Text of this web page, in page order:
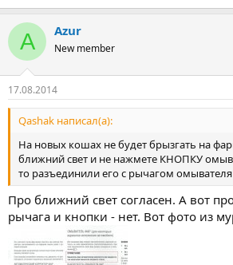
A Azur
New member
17.08.2014
Qashak написал(а):
На новых кошах не будет брызгать на
ближний свет и не нажмете КНОПКУ
то разъединили его с рычагом
Про ближний свет согласен. А вот
рычага и кнопки - нет. Вот фото из